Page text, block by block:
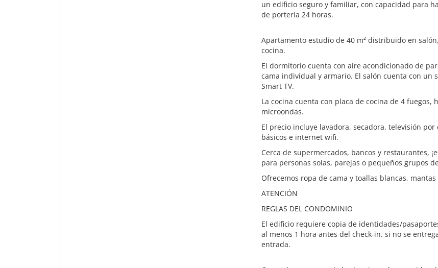
un edificio seguro y familiar, con capacidad para
de portería 24 horas.
Apartamento estudio de 40 m² distribuido en
cocina.
El dormitorio cuenta con aire acondicionado de
cama individual y armario. El salón cuenta con un
Smart TV.
La cocina cuenta con placa de cocina de 4 fuegos,
microondas.
El precio incluye lavadora, secadora, televisión por
básicos e internet wifi.
Cerca de supermercados, bancos y restaurantes,
para personas solas, parejas o pequeños grupos
Ofrecemos ropa de cama y toallas blancas,
ATENCIÓN
REGLAS DEL CONDOMINIO
El edificio requiere copia de identidades/
al menos 1 hora antes del check-in. si no se
entrada.